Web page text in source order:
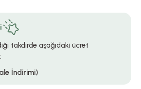
takdirde aşağıdaki ücret
İndirimi)